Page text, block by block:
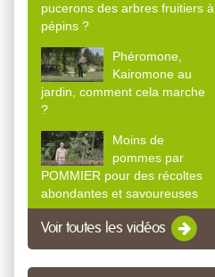
pucerons des arbres fruitiers à
pépins ?
Phéromone,
Kairomone au
jardin, comment cela marche
?
Moins de
pommes par
POMMIER pour des récoltes
abondantes et savoureuses
Voir toutes les vidéos